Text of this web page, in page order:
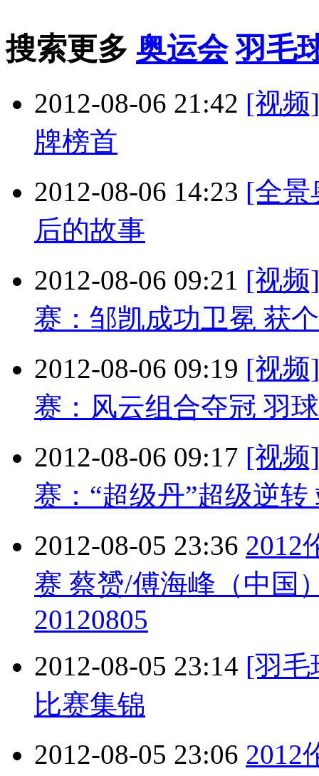
搜索更多 奥运会 羽毛
2012-08-06 21:42 [视频
牌榜首
2012-08-06 14:23 [全景
后的故事
2012-08-06 09:21 [视频
赛：邹凯成功卫冕 获
2012-08-06 09:19 [视频
赛：风云组合夺冠 羽
2012-08-06 09:17 [视频
赛：“超级丹”超级逆转
2012-08-05 23:36 2012
赛 蔡赟/傅海峰（中国
20120805
2012-08-05 23:14 [羽毛
比赛集锦
2012-08-05 23:06 2012